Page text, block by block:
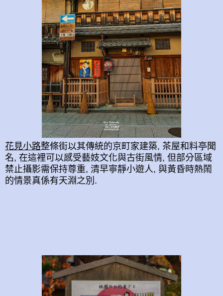
花見小路整條街以其傳統的京町家建築, 茶屋和料亭 聞
名, 在這裡可以感受藝妓文化與古街風情, 但部分區域
禁止攝影需保持尊重, 清早寧靜小遊人, 與黃昏時熱鬧
的情景真係有天淵之別.